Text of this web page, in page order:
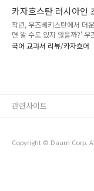
카자흐어 교과서는 몇 개
하기랍니다. 아래에 나온 것
자흐어는 튀르크 어족에 속
이점 중 하나가 바로 튀르
크어는 각 인칭과 수에 따라
카자흐스탄 러시아인
작년, 우즈베키스탄에서 더
면 알 수도 있지 않을까?' 우
서 집에서 TV 틀어놓고 살고
고 무지 투박하다고 하는데,
국어 교과서 리뷰/카자흐어
Copyright © Daum Corp.
관련사이트